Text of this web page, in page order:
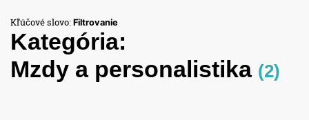
Kľúčové slovo: Filtrovanie
Kategória:
Mzdy a personalistika (2)